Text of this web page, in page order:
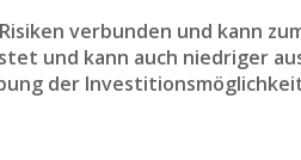
verbunden und kann
und kann auch niedriger
der